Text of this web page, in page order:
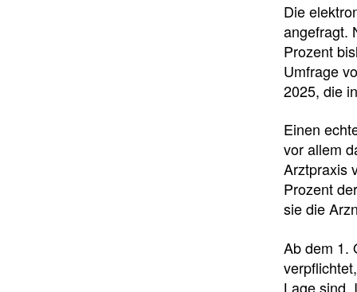
Die
angefragt.
Prozent
Umfrage
2025, die
Einen
vor allem
Arztpraxis
Prozent
sie die
Ab dem 1.
Lage sind.